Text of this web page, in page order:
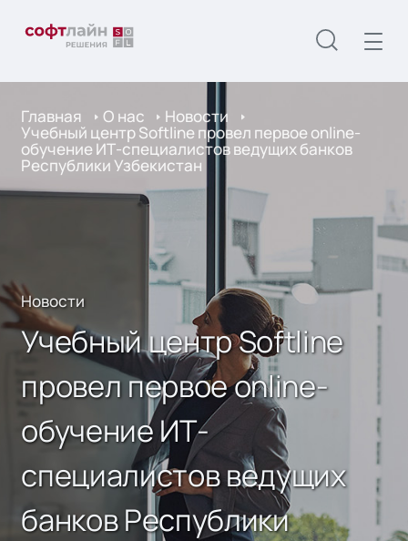
Главная О нас Новости
Учебный центр Softline провел первое online-
обучение ИТ-специалистов ведущих банков
Республики Узбекистан
Новости
Учебный центр Softline
провел первое online-
обучение ИТ-
специалистов ведущих
банков Республики